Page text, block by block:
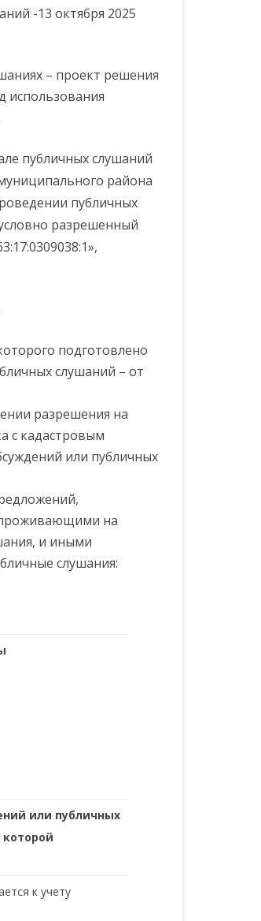
-13 октября 2025
– проект решения
использования
публичных слушаний
района
публичных
разрешенный
подготовлено
слушаний – от
разрешения на
с кадастровым
или публичных
проживающими на
и иными
слушания:
или публичных
к учету